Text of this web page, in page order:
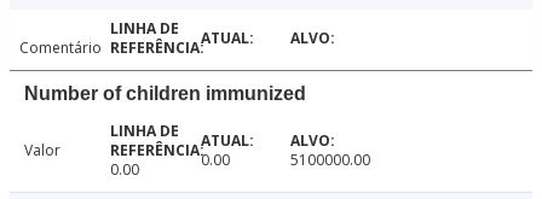
Comentário
Number of children immunized
Valor
0.00
0.00 5100000.00